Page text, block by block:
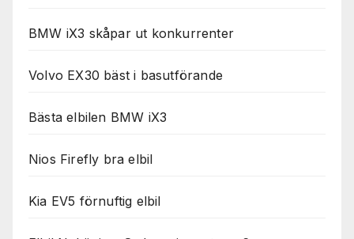
BMW iX3 skåpar ut konkurrenter
Volvo EX30 bäst i basutförande
Bästa elbilen BMW iX3
Nios Firefly bra elbil
Kia EV5 förnuftig elbil